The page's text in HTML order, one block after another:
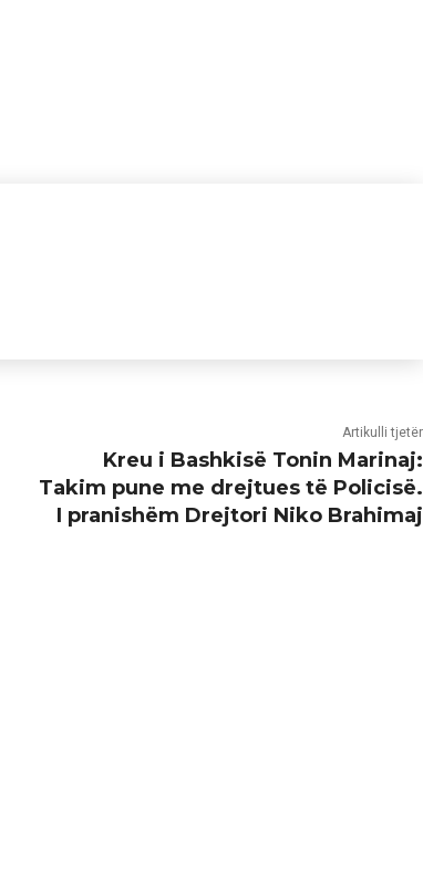
Artikulli tjetër
Kreu i Bashkisë Tonin Marinaj:
Takim pune me drejtues të Policisë.
I pranishëm Drejtori Niko Brahimaj